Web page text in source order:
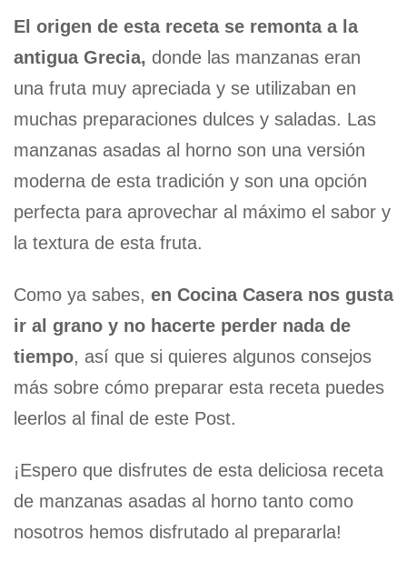
El origen de esta receta se remonta a la
antigua Grecia, donde las manzanas eran
una fruta muy apreciada y se utilizaban en
muchas preparaciones dulces y saladas. Las
manzanas asadas al horno son una versión
moderna de esta tradición y son una opción
perfecta para aprovechar al máximo el sabor y
la textura de esta fruta.
Como ya sabes, en Cocina Casera nos gusta
ir al grano y no hacerte perder nada de
tiempo, así que si quieres algunos consejos
más sobre cómo preparar esta receta puedes
leerlos al final de este Post.
¡Espero que disfrutes de esta deliciosa receta
de manzanas asadas al horno tanto como
nosotros hemos disfrutado al prepararla!